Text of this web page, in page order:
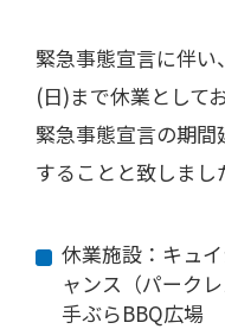
緊急事態宣言に伴い
(日)まで休業として
緊急事態宣言の期
することと致しまし
休業施設：キュ
ャンス（パーク
手ぶらBBQ広場